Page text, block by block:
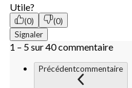
Utile?
(0)
(0)
Signaler
1 – 5 sur 40 commentaire
Précédentcommentaire